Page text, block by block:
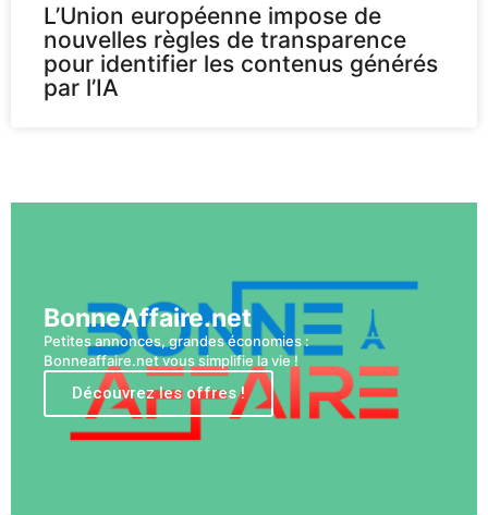
L’Union européenne impose de
nouvelles règles de transparence
pour identifier les contenus générés
par l’IA
BonneAffaire.net
Petites annonces, grandes économies :
Bonneaffaire.net vous simplifie la vie !
Découvrez les offres !